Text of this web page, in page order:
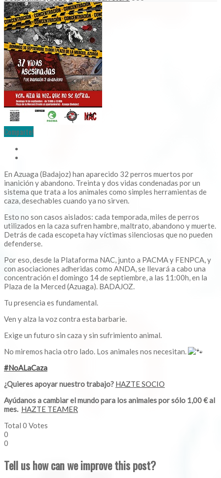
Comparte!
En Azuaga (Badajoz) han aparecido 32 perros muertos por
inanición y abandono. Treinta y dos vidas condenadas por un
sistema que trata a los animales como simples herramientas de
caza, desechables cuando ya no sirven.
Esto no son casos aislados: cada temporada, miles de perros
utilizados en la caza sufren hambre, maltrato, abandono y muerte.
Detrás de cada escopeta hay víctimas silenciosas que no pueden
defenderse.
Por eso, desde la Plataforma NAC, junto a PACMA y FENPCA, y
con asociaciones adheridas como ANDA, se llevará a cabo una
concentración el domingo 14 de septiembre, a las 11:00h, en la
Plaza de la Merced (Azuaga). BADAJOZ.
Tu presencia es fundamental.
Ven y alza la voz contra esta barbarie.
Exige un futuro sin caza y sin sufrimiento animal.
No miremos hacia otro lado. Los animales nos necesitan.
#NoALaCaza
¿Quieres apoyar nuestro trabajo? HAZTE SOCIO
Ayúdanos a cambiar el mundo para los animales por sólo 1,00 € al
mes. HAZTE TEAMER
Total 0 Votes
0
0
Tell us how can we improve this post?